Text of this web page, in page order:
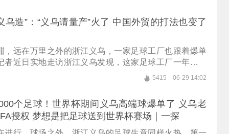
乌造”：“义乌请量产”火了 中国外贸的打法也变了
，远在万里之外的浙江义乌，一家足球工厂也跟着爆单
者近日实地走访浙江义乌发现，这家足球工厂一年要生
但真正撑起这个规模的订单，是来自全球越来越碎、越
户订单。从足球工厂到国际商贸城，"大客户减量、小客
名副其实，连人口仅几十万的新兴市场岛国也能在这里
总署数据显示，今年前5个月我国外贸进出口20.68万亿
，对东盟、非洲增速均超两位数。从一颗足球看一座
5415 06-29 14:02
个足球！世界杯期间义乌高端球爆单了 义乌老
授权 梦想是把足球送到世界杯赛场｜一探